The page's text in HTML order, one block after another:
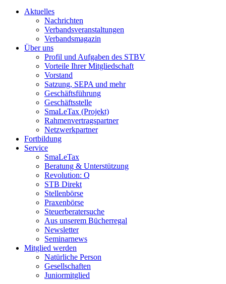
Aktuelles
Nachrichten
Verbandsveranstaltungen
Verbandsmagazin
Über uns
Profil und Aufgaben des STBV
Vorteile Ihrer Mitgliedschaft
Vorstand
Satzung, SEPA und mehr
Geschäftsführung
Geschäftsstelle
SmaLeTax (Projekt)
Rahmenvertragspartner
Netzwerkpartner
Fortbildung
Service
SmaLeTax
Beratung & Unterstützung
Revolution: Q
STB Direkt
Stellenbörse
Praxenbörse
Steuerberatersuche
Aus unserem Bücherregal
Newsletter
Seminarnews
Mitglied werden
Natürliche Person
Gesellschaften
Juniormitglied